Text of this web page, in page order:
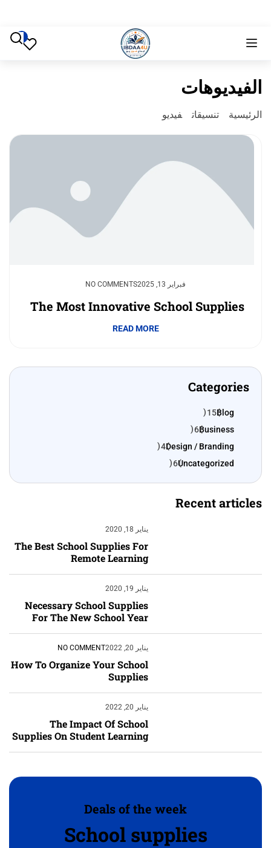
الفيديوهات
الرئيسية تنسيقات فيديو
فبراير 13, 2025 NO COMMENTS
The Most Innovative School Supplies
READ MORE
Categories
Blog
15
Business
6
Design / Branding
4
Uncategorized
6
Recent articles
يناير 18, 2020
The Best School Supplies For
Remote Learning
يناير 19, 2020
Necessary School Supplies
For The New School Year
يناير 20, 2022 NO COMMENT
How To Organize Your School
Supplies
يناير 20, 2022
The Impact Of School
Supplies On Student Learning
Deals of the week
School supplies
‹
حجز طيران